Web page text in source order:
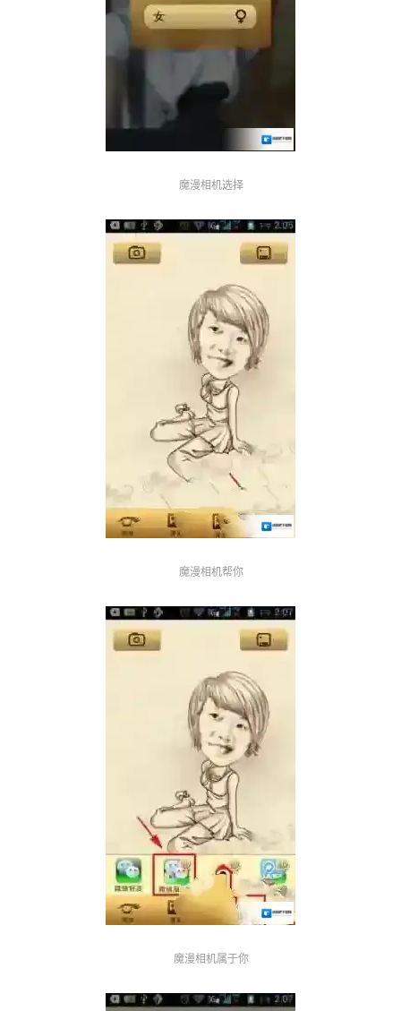
魔漫相机选择
魔漫相机帮你
魔漫相机属于你